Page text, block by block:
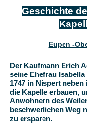
Geschichte
Eupen -
Der Kaufmann Erich
seine Ehefrau Isabella
1747 in Nispert
die Kapelle erbauen,
Anwohnern des
beschwerlichen Weg
zu ersparen.